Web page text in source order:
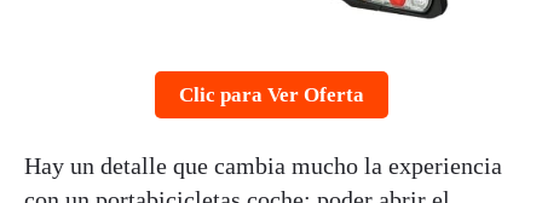
Clic para Ver Oferta
Hay un detalle que cambia mucho la experiencia